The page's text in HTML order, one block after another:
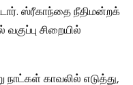
ஸ்ரீகாந்தை நீதிமன்றக்
சிறையில்
காவலில் எடுத்து,